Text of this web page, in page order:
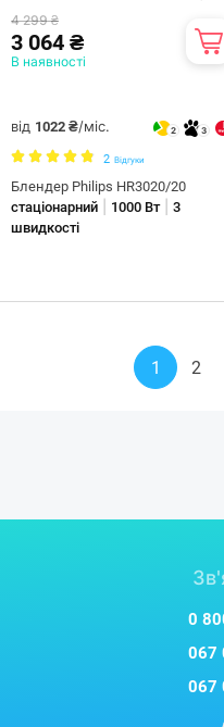
4 299 ₴
3 064 ₴
В наявності
від 1022 ₴/міс. 2 3
2 Відгуки
Блендер Philips HR3020/20
стаціонарний
1000 Вт| 3
швидкості
1 2
0
067
067